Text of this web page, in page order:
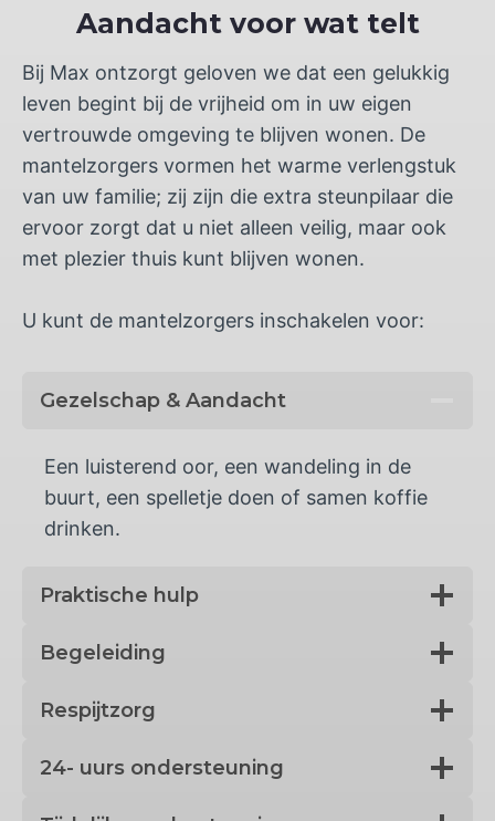
Aandacht voor wat telt
Bij Max ontzorgt geloven we dat een gelukkig
leven begint bij de vrijheid om in uw eigen
vertrouwde omgeving te blijven wonen. De
mantelzorgers vormen het warme verlengstuk
van uw familie; zij zijn die extra steunpilaar die
ervoor zorgt dat u niet alleen veilig, maar ook
met plezier thuis kunt blijven wonen.
U kunt de mantelzorgers inschakelen voor:
Gezelschap & Aandacht
Een luisterend oor, een wandeling in de
buurt, een spelletje doen of samen koffie
drinken.
Praktische hulp
Begeleiding
Respijtzorg
24- uurs ondersteuning